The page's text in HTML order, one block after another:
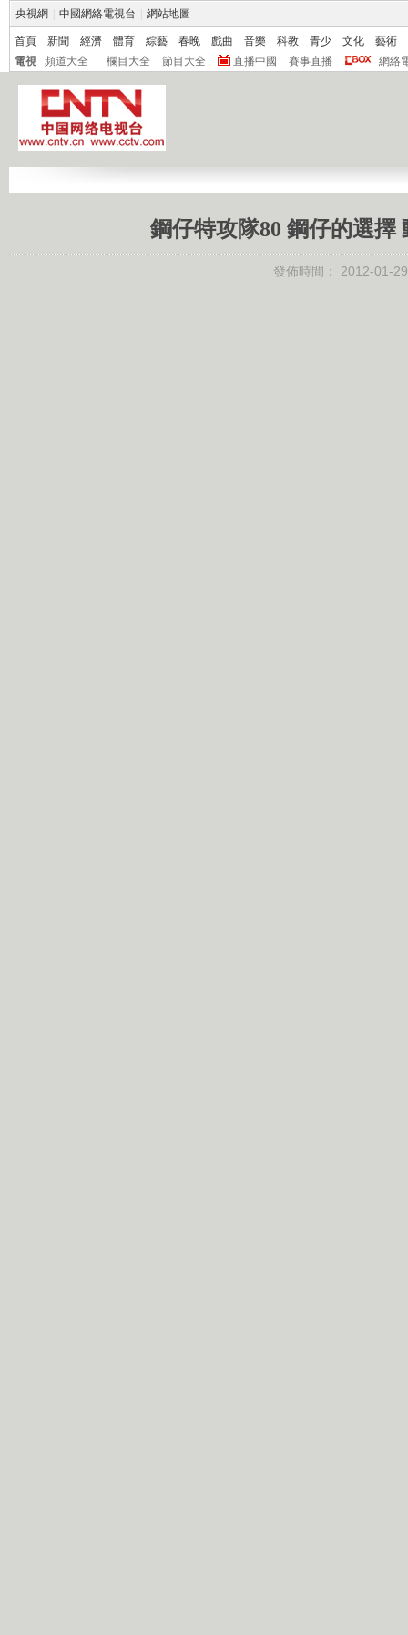
央視網 中國網絡電視台 網站地圖
首頁 新聞 經濟 體育 綜藝 春晚 戲曲 音樂 科教 青少 文化
藝術
電視
頻道大全 欄目大全 節目大全 直播中國 賽事直播 網絡
鋼仔特攻隊80 鋼仔的選擇
發佈時間： 2012-01-